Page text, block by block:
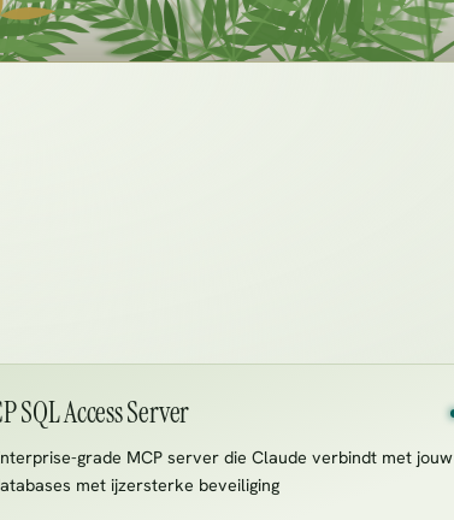
SQL Access Server
grade MCP server die Claude verbindt met jouw
met ijzersterke beveiliging